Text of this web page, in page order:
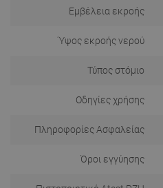
Εμβέλεια εκροής
Ύψος εκροής νερού
Τύπος στόμιο
Οδηγίες χρήσης
Πληροφορίες Ασφαλείας
Όροι εγγύησης